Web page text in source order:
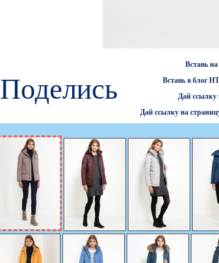
Поделись
Вставь
Вставь в блог
Дай ссылку
Дай ссылку на